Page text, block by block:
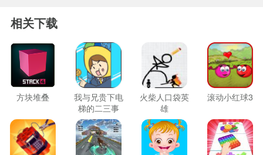
相关下载
方块堆叠
我与兄贵下电
梯的二三事
火柴人口袋英
雄
滚动小红球3